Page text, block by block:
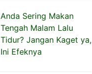
Anda Sering Makan
Tengah Malam Lalu
Tidur? Jangan Kaget ya,
Ini Efeknya